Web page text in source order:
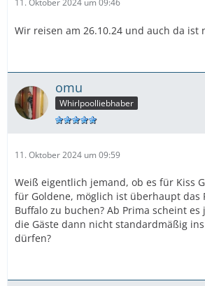
11. Oktober 2024 um 09:46
Wir reisen am 26.10.24 und auch da ist
omu
Whirlpoolliebhaber
11. Oktober 2024 um 09:59
Weiß eigentlich jemand, ob es für Kiss
für Goldene, möglich ist überhaupt das
Buffalo zu buchen? Ab Prima scheint es
die Gäste dann nicht standardmäßig
dürfen?